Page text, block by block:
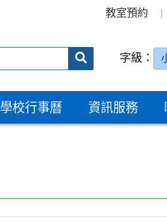
教室預約
送出 字級：
學校行事曆 資訊服務